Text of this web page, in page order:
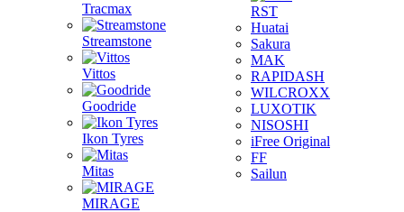
Tracmax
Streamstone
Vittos
Goodride
Ikon Tyres
Mitas
MIRAGE
RST
Huatai
Sakura
MAK
RAPIDASH
WILCROXX
LUXOTIK
NISOSHI
iFree Original
FF
Sailun